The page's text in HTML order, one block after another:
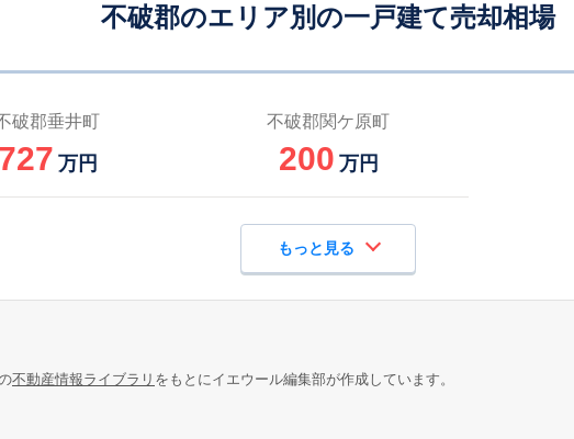
不破郡のエリア別の一戸建て売却相場
破郡垂井町
727 万円
不破郡関ケ原町
200 万円
もっと見る
不動産情報ライブラリ をもとにイエウール編集部が作成しています。